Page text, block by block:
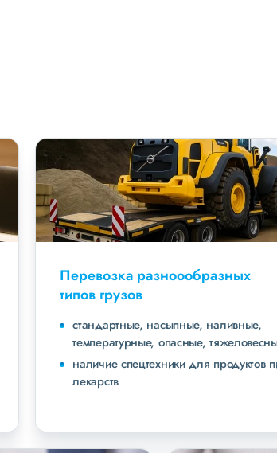
Перевозка разноообразных
типов грузов
стандартные, насыпные, наливные,
температурные, опасные,
наличие спецтехники для продуктов
лекарств